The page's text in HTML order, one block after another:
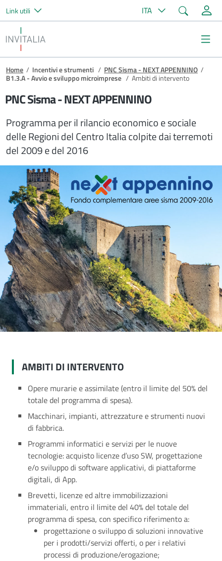
Salta al contenuto principale
Link utili ITA Cerca
Invitalia
Briciole di pane
Home / Incentivi e strumenti / PNC Sisma - NEXT APPENNINO /
B1.3.A - Avvio e sviluppo microimprese / Ambiti di intervento
PNC Sisma - NEXT APPENNINO
Programma per il rilancio economico e sociale
delle Regioni del Centro Italia colpite dai terremoti
del 2009 e del 2016
AMBITI DI INTERVENTO
Opere murarie e assimilate (entro il limite del 50% del
totale del programma di spesa).
Macchinari, impianti, attrezzature e strumenti nuovi
di fabbrica.
Programmi informatici e servizi per le nuove
tecnologie: acquisto licenze d’uso SW, progettazione
e/o sviluppo di software applicativi, di piattaforme
digitali, di App.
Brevetti, licenze ed altre immobilizzazioni
immateriali, entro il limite del 40% del totale del
programma di spesa, con specifico riferimento a:
progettazione o sviluppo di soluzioni innovative
per i prodotti/servizi offerti, o per i relativi
processi di produzione/erogazione;